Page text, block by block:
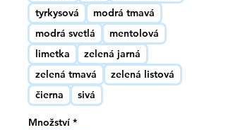
tyrkysová
modrá tmavá
modrá svetlá
mentolová
limetka
zelená jarná
zelená tmavá
zelená listová
čierna
sivá
Množství *